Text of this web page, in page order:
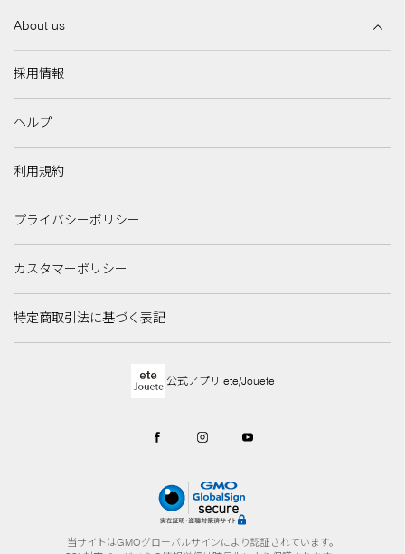
About us
採用情報
ヘルプ
利用規約
プライバシーポリシー
カスタマーポリシー
特定商取引法に基づく表記
公式アプリ ete/Jouete
当サイトはGMOグローバルサインにより認証されています。